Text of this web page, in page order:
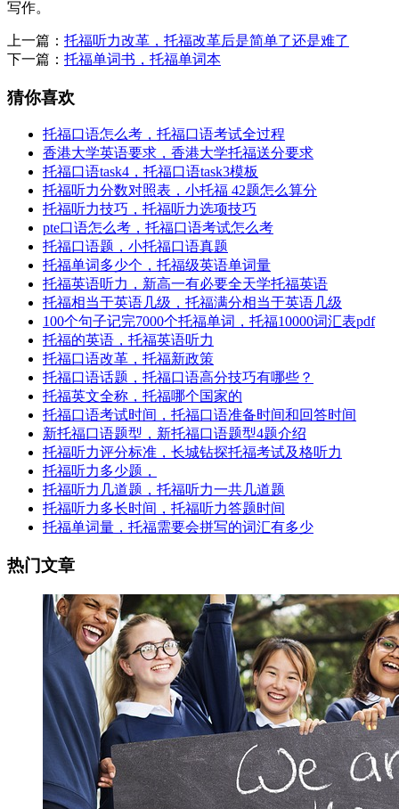
写作。
上一篇： 托福听力改革，托福改革后是简单了还是难了
下一篇： 托福单词书，托福单词本
猜你喜欢
托福口语怎么考，托福口语考试全过程
香港大学英语要求，香港大学托福送分要求
托福口语task4，托福口语task3模板
托福听力分数对照表，小托福 42题怎么算分
托福听力技巧，托福听力选项技巧
pte口语怎么考，托福口语考试怎么考
托福口语题，小托福口语真题
托福单词多少个，托福级英语单词量
托福英语听力，新高一有必要全天学托福英语
托福相当于英语几级，托福满分相当于英语几级
100个句子记完7000个托福单词，托福10000词汇表pdf
托福的英语，托福英语听力
托福口语改革，托福新政策
托福口语话题，托福口语高分技巧有哪些？
托福英文全称，托福哪个国家的
托福口语考试时间，托福口语准备时间和回答时间
新托福口语题型，新托福口语题型4题介绍
托福听力评分标准，长城钻探托福考试及格听力
托福听力多少题，
托福听力几道题，托福听力一共几道题
托福听力多长时间，托福听力答题时间
托福单词量，托福需要会拼写的词汇有多少
热门文章